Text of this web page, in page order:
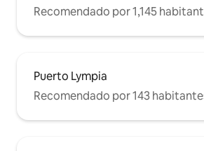
Recomendado por 1,145
Puerto Lympia
Recomendado por 143